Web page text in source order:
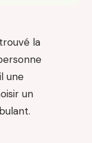
la
une
un